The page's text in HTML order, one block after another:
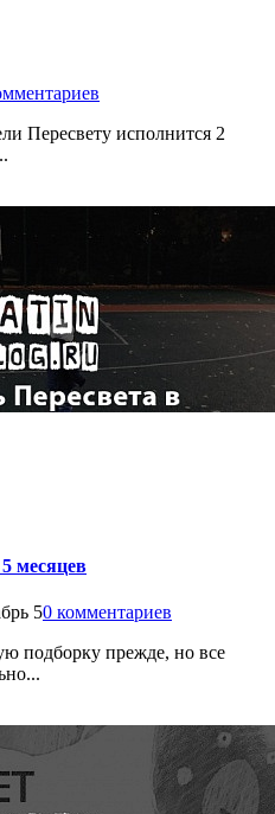
Пересвету исполнится 2
месяцев
50 комментариев
подборку прежде, но все